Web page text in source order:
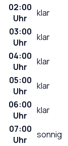
02:00
Uhr
klar
03:00
Uhr
klar
04:00
Uhr
klar
05:00
Uhr
klar
06:00
Uhr
klar
07:00
Uhr
sonnig